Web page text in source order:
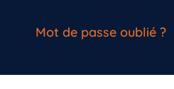
Mot de passe oublié ?